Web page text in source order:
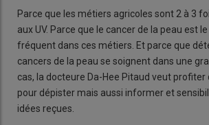
Parce que les métiers agricoles sont 2 à 3
aux UV. Parce que le cancer de la peau est
fréquent dans ces métiers. Et parce que
cancers de la peau se soignent dans une
cas, la docteure Da-Hee Pitaud veut
pour dépister mais aussi informer et
idées reçues.